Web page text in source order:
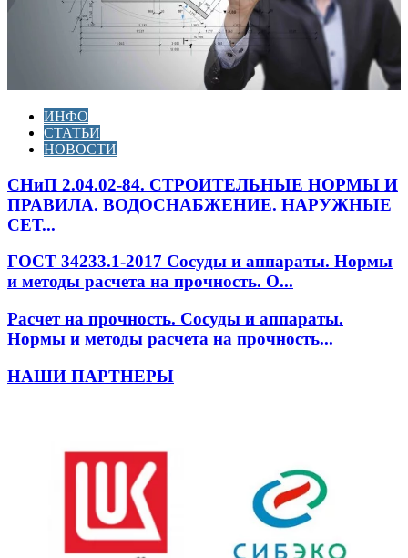
ИНФО
СТАТЬИ
НОВОСТИ
СНиП 2.04.02-84. СТРОИТЕЛЬНЫЕ НОРМЫ И
ПРАВИЛА. ВОДОСНАБЖЕНИЕ. НАРУЖНЫЕ
СЕТ...
ГОСТ 34233.1-2017 Сосуды и аппараты. Нормы
и методы расчета на прочность. О...
Расчет на прочность. Сосуды и аппараты.
Нормы и методы расчета на прочность...
НАШИ ПАРТНЕРЫ